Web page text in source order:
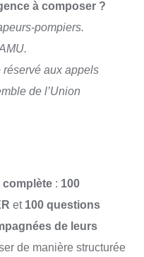
à composer ?
pompiers.
réservé aux appels
de l’Union
complète : 100
et 100 questions
de leurs
de manière structurée